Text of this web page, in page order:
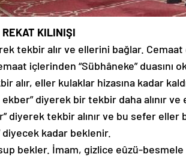
KILINIŞI
tekbir alır ve ellerini bağlar.
içlerinden “Sübhâneke” duasını
alır, eller kulaklar hizasına kadar
diyerek bir tekbir daha alınır ve
diyerek tekbir alınır ve bu sefer eller
diyecek kadar beklenir.
bekler. İmam, gizlice eûzü-besmele